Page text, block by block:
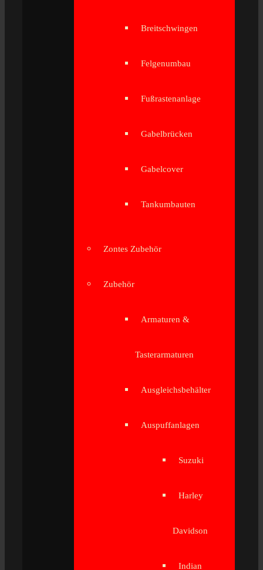
Breitschwingen
Felgenumbau
Fußrastenanlage
Gabelbrücken
Gabelcover
Tankumbauten
Zontes Zubehör
Zubehör
Armaturen &
Tasterarmaturen
Ausgleichsbehälter
Auspuffanlagen
Suzuki
Harley
Davidson
Indian